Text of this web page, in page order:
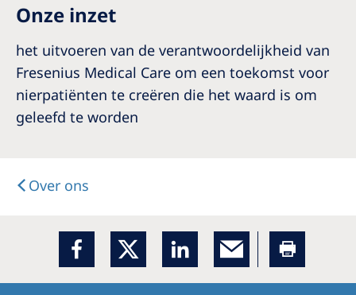
Onze inzet
het uitvoeren van de verantwoordelijkheid van
Fresenius Medical Care om een toekomst voor
nierpatiënten te creëren die het waard is om
geleefd te worden
Over ons